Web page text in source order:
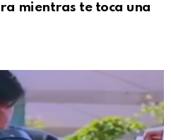
mientras te toca una